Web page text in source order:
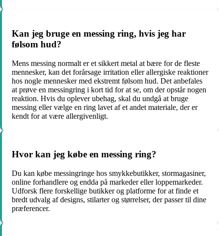
Kan jeg bruge en messing ring, hvis jeg har
følsom hud?
Mens messing normalt er et sikkert metal at bære for de fleste
mennesker, kan det forårsage irritation eller allergiske reaktioner
hos nogle mennesker med ekstremt følsom hud. Det anbefales
at prøve en messingring i kort tid for at se, om der opstår nogen
reaktion. Hvis du oplever ubehag, skal du undgå at bruge
messing eller vælge en ring lavet af et andet materiale, der er
kendt for at være allergivenligt.
Hvor kan jeg købe en messing ring?
Du kan købe messingringe hos smykkebutikker, stormagasiner,
online forhandlere og endda på markeder eller loppemarkeder.
Udforsk flere forskellige butikker og platforme for at finde et
bredt udvalg af designs, stilarter og størrelser, der passer til dine
præferencer.